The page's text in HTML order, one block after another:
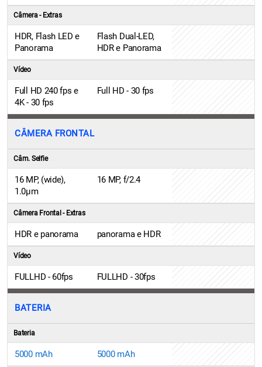
Câmera - Extras
HDR, Flash LED e
Panorama
Flash Dual-LED,
HDR e Panorama
Vídeo
Full HD 240 fps e
4K - 30 fps
Full HD - 30 fps
CÂMERA FRONTAL
Câm. Selfie
16 MP, (wide),
1.0µm
16 MP, f/2.4
Câmera Frontal - Extras
HDR e panorama panorama e HDR
Vídeo
FULLHD - 60fps FULLHD - 30fps
BATERIA
Bateria
5000 mAh 5000 mAh